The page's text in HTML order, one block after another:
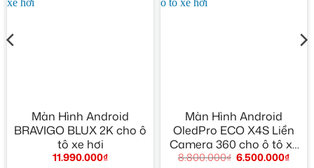
Màn Hình Android
BRAVIGO BLUX 2K cho ô
tô xe hơi
11.990.000₫
Màn Hình Android
OledPro ECO X4S Liền
Camera 360 cho ô tô xe
hơi
8.800.000₫ 6.500.000₫